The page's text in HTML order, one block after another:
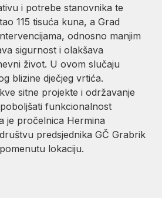
i potrebe stanovnika te
115 tisuća kuna, a Grad
odnosno manjim
sigurnost i olakšava
život. U ovom slučaju
blizine dječjeg vrtića.
sitne projekte i održavanje
funkcionalnost
je pročelnica Hermina
predsjednika GČ Grabrik
lokaciju.